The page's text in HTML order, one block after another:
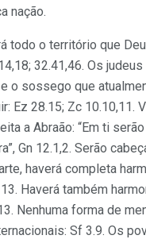
na­ção.
todo o território que
32.41,46. Os
o sossego que
Ez 28.15; Zc 10.10,11.
a Abraão: “Em ti
Gn 12.1,2. Serão
haverá completa
Haverá também
Nenhuma forma de
Sf 3.9. Os